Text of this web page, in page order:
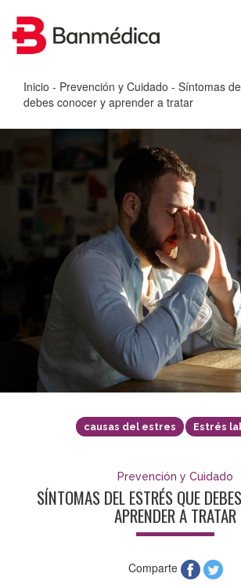
Inicio - Prevención y Cuidado - Síntomas
debes conocer y aprender a tratar
causas del estres Estrés
Prevención y Cuidado
SÍNTOMAS DEL ESTRÉS QUE
APRENDER A TRATAR
Comparte